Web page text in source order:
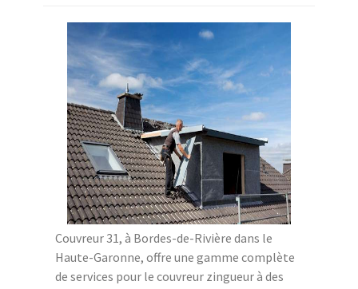
Couvreur 31, à Bordes-de-Rivière dans le
Haute-Garonne, offre une gamme complète
de services pour le couvreur zingueur à des